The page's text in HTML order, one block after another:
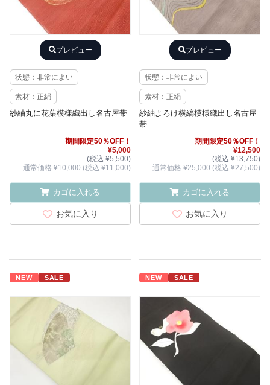
プレビュー
状態：非常によい
素材：正絹
紗紬丸に花葉模様織出し名古屋帯
期間限定50％OFF！
¥5,000
(税込 ¥5,500)
通常価格 ¥10,000 (税込 ¥11,000)
カゴに入れる
お気に入り
プレビュー
状態：非常によい
素材：正絹
紗紬よろけ横縞模様織出し名古屋
帯
期間限定50％OFF！
¥12,500
(税込 ¥13,750)
通常価格 ¥25,000 (税込 ¥27,500)
カゴに入れる
お気に入り
NEW SALE NEW SALE